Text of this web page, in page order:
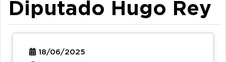
Diputado Hugo Rey
18/06/2025